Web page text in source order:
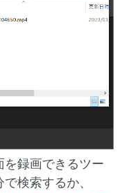
を録画できるツー
検索するか、